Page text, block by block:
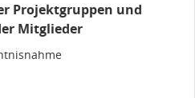
Projektgruppen und
Mitglieder